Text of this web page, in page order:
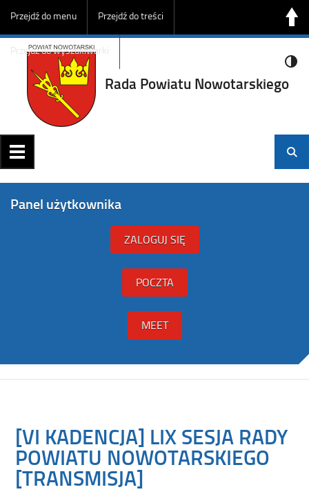
Przejdź do menu Przejdź do treści
Przejdź do wyszukiwarki
Rada Powiatu Nowotarskiego
Panel użytkownika
ZALOGUJ SIĘ
POCZTA
MEET
[VI KADENCJA] LIX SESJA RADY
POWIATU NOWOTARSKIEGO
[TRANSMISJA]